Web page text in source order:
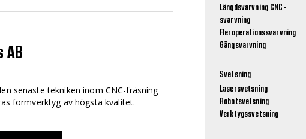
AB
senaste tekniken inom CNC-fräsning
formverktyg av högsta kvalitet.
Längdsvarvning CNC-
svarvning
Fleroperationssvarvning
Gängsvarvning
Svetsning
Lasersvetsning
Robotsvetsning
Verktygssvetsning